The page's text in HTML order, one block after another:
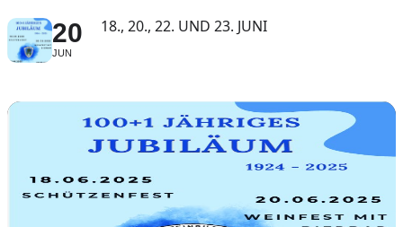
20
JUN
18., 20., 22. UND 23. JUNI